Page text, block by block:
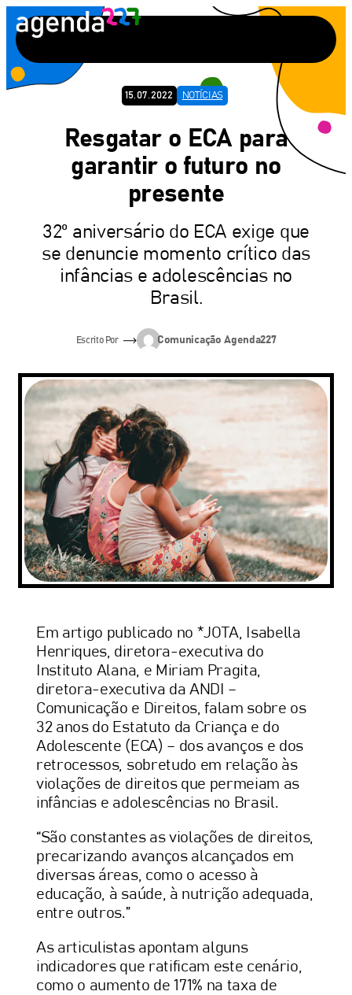
para
conteúdo
15.07.2022 NOTÍCIAS
Resgatar o ECA para
garantir o futuro no
presente
32º aniversário do ECA exige que
se denuncie momento crítico das
infâncias e adolescências no
Brasil.
Escrito Por Comunicação Agenda227
Em artigo publicado no *JOTA, Isabella
Henriques, diretora-executiva do
Instituto Alana, e Miriam Pragita,
diretora-executiva da ANDI –
Comunicação e Direitos, falam sobre os
32 anos do Estatuto da Criança e do
Adolescente (ECA) – dos avanços e dos
retrocessos, sobretudo em relação às
violações de direitos que permeiam as
infâncias e adolescências no Brasil.
“São constantes as violações de direitos,
precarizando avanços alcançados em
diversas áreas, como o acesso à
educação, à saúde, à nutrição adequada,
entre outros.”
As articulistas apontam alguns
indicadores que ratificam este cenário,
como o aumento de 171% na taxa de